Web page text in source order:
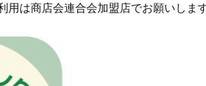
用は商店会連合会加盟店でお願いします